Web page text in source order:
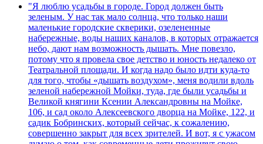
"Я люблю усадьбы в городе. Город должен быть
зеленым. У нас так мало солнца, что только наши
маленькие городские скверики, озелененные
набережные, воды наших каналов, в которых отражается
небо, дают нам возможность дышать. Мне повезло,
потому что я провела свое детство и юность недалеко от
Театральной площади. И когда надо было идти куда-то
для того, чтобы «дышать воздухом», меня водили вдоль
зеленой набережной Мойки, туда, где были усадьбы и
Великой княгини Ксении Александровны на Мойке,
106, и сад около Алексеевского дворца на Мойке, 122, и
садик Бобринских, который сейчас, к сожалению,
совершенно закрыт для всех зрителей. И вот, я с ужасом